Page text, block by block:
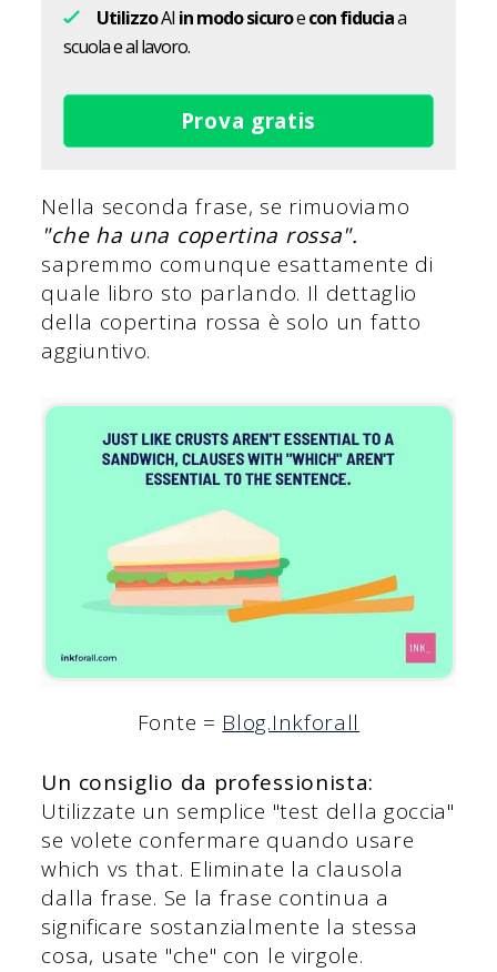
UtilizzoAI in modo sicuroecon fiduciaa
scuola e al lavoro.
Prova gratis
Nella seconda frase, se rimuoviamo
"che ha una copertina rossa".
sapremmo comunque esattamente di
quale libro sto parlando. Il dettaglio
della copertina rossa è solo un fatto
aggiuntivo.
Fonte = Blog.Inkforall
Un consiglio da professionista:
Utilizzate un semplice "test della goccia"
se volete confermare quando usare
which vs that. Eliminate la clausola
dalla frase. Se la frase continua a
significare sostanzialmente la stessa
cosa, usate "che" con le virgole.